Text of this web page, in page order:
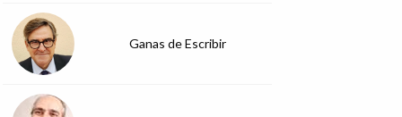
Ganas de Escribir